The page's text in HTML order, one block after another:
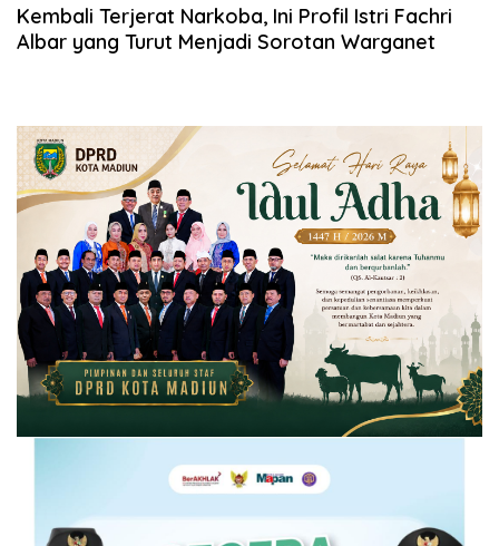
Kembali Terjerat Narkoba, Ini Profil Istri Fachri
Albar yang Turut Menjadi Sorotan Warganet